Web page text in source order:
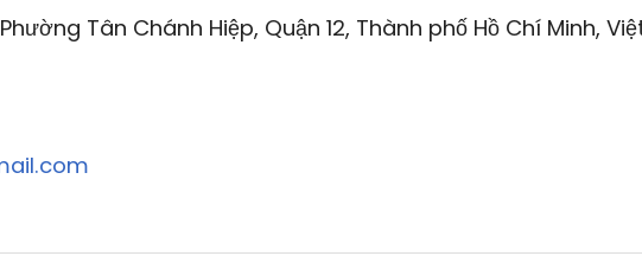
Tân Chánh Hiệp, Quận 12, Thành phố Hồ Chí Minh,